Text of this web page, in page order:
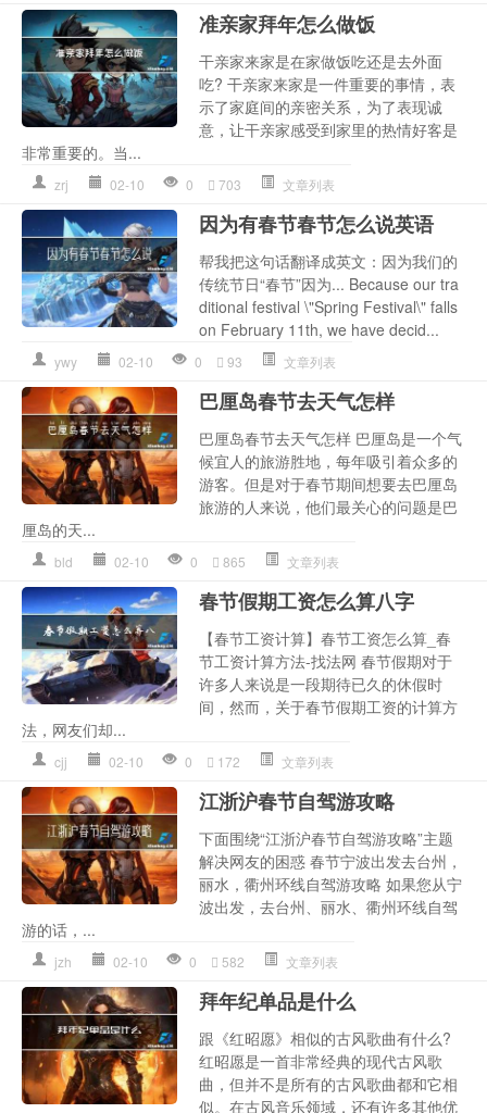
准亲家拜年怎么做饭
干亲家来家是在家做饭吃还是去外面
吃? 干亲家来家是一件重要的事情，表
示了家庭间的亲密关系，为了表现诚
意，让干亲家感受到家里的热情好客是
非常重要的。当...
zrj 02-10 0 703 文章列表
因为有春节春节怎么说英语
帮我把这句话翻译成英文：因为我们的
传统节日“春节”因为... Because our tra
ditional festival \"Spring Festival\" falls
on February 11th, we have decid...
ywy 02-10 0 93 文章列表
巴厘岛春节去天气怎样
巴厘岛春节去天气怎样 巴厘岛是一个气
候宜人的旅游胜地，每年吸引着众多的
游客。但是对于春节期间想要去巴厘岛
旅游的人来说，他们最关心的问题是巴
厘岛的天...
bld 02-10 0 865 文章列表
春节假期工资怎么算八字
【春节工资计算】春节工资怎么算_春
节工资计算方法-找法网 春节假期对于
许多人来说是一段期待已久的休假时
间，然而，关于春节假期工资的计算方
法，网友们却...
cjj 02-10 0 172 文章列表
江浙沪春节自驾游攻略
下面围绕“江浙沪春节自驾游攻略”主题
解决网友的困惑 春节宁波出发去台州，
丽水，衢州环线自驾游攻略 如果您从宁
波出发，去台州、丽水、衢州环线自驾
游的话，...
jzh 02-10 0 582 文章列表
拜年纪单品是什么
跟《红昭愿》相似的古风歌曲有什么?
红昭愿是一首非常经典的现代古风歌
曲，但并不是所有的古风歌曲都和它相
似。在古风音乐领域，还有许多其他优